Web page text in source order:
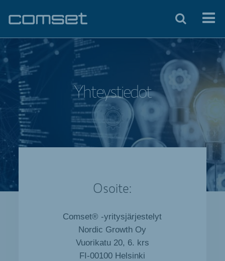
Yhteystiedot
Osoite:
Comset® -yritysjärjestelyt
Nordic Growth Oy
Vuorikatu 20, 6. krs
FI-00100 Helsinki